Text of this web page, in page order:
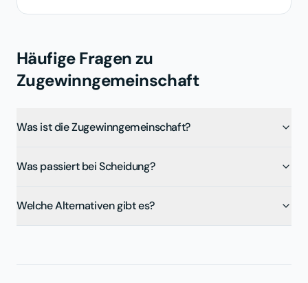
Häufige Fragen zu
Zugewinngemeinschaft
Was ist die Zugewinngemeinschaft?
Was passiert bei Scheidung?
Welche Alternativen gibt es?